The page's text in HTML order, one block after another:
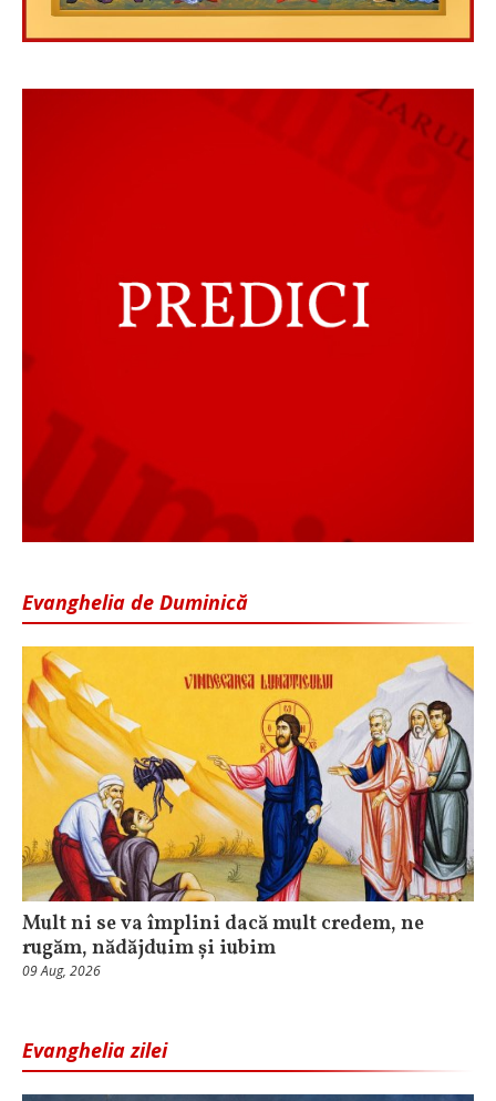
Evanghelia de Duminică
Mult ni se va împlini dacă mult credem, ne
rugăm, nădăjduim și iubim
09 Aug, 2026
Evanghelia zilei